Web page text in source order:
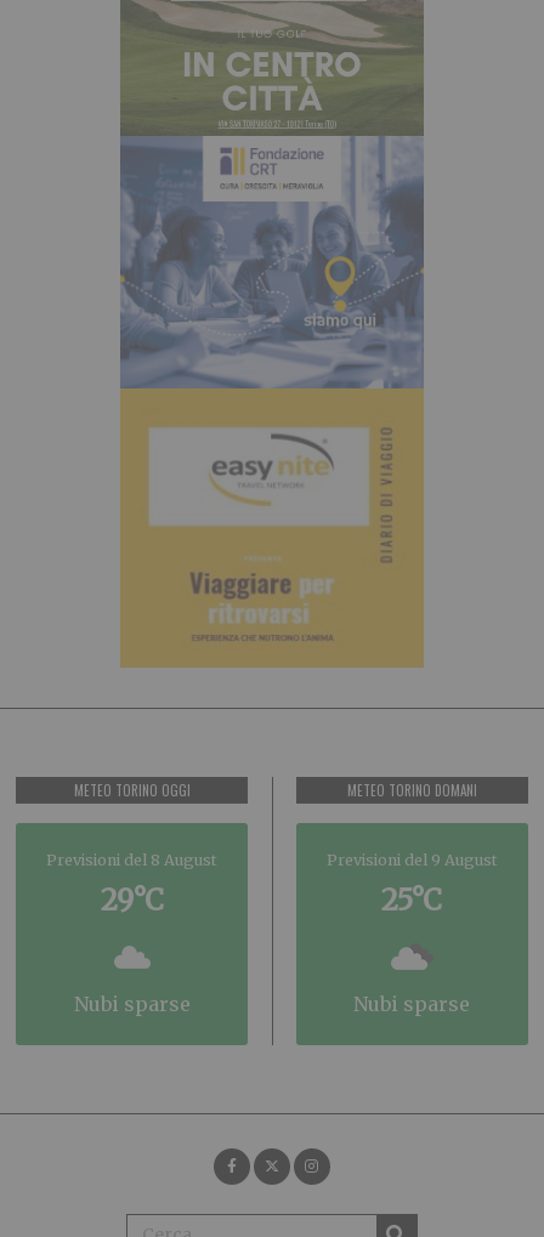
METEO TORINO OGGI
Previsioni del 8 August
29°C
nubi sparse
METEO TORINO DOMANI
Previsioni del 9 August
25°C
nubi sparse